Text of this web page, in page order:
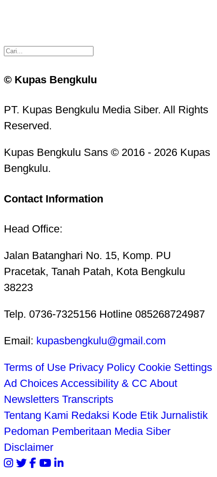
© Kupas Bengkulu
PT. Kupas Bengkulu Media Siber. All Rights
Reserved.
Kupas Bengkulu Sans © 2016 - 2026 Kupas
Bengkulu.
Contact Information
Head Office:
Jalan Batanghari No. 15, Komp. PU
Pracetak, Tanah Patah, Kota Bengkulu
38223
Telp. 0736-7325156 Hotline 085268724987
Email: kupasbengkulu@gmail.com
Terms of Use Privacy Policy Cookie Settings
Ad Choices Accessibility & CC About
Newsletters Transcripts
Tentang Kami Redaksi Kode Etik Jurnalistik
Pedoman Pemberitaan Media Siber
Disclaimer